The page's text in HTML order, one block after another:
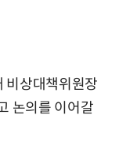
비상대책위원장
논의를 이어갈